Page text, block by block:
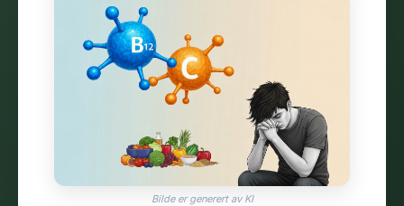
Bilde er generert av KI